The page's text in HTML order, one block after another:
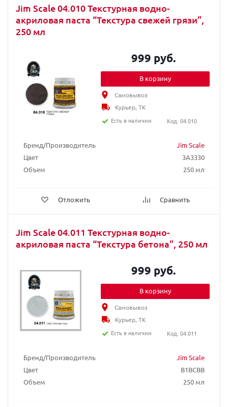
Jim Scale 04.010 Текстурная водно-
акриловая паста “Текстура свежей грязи”,
250 мл
Бренд/Производитель
Jim Scale
Цвет
3A3330
Объем
250 мл
Отложить Сравнить
999 руб.
В корзину
Самовывоз
Курьер, ТК
Есть в наличии
Код: 04.010
Jim Scale 04.011 Текстурная водно-
акриловая паста “Текстура бетона”, 250 мл
Бренд/Производитель
Jim Scale
Цвет
B1BCBB
Объем
250 мл
999 руб.
В корзину
Самовывоз
Курьер, ТК
Есть в наличии
Код: 04.011